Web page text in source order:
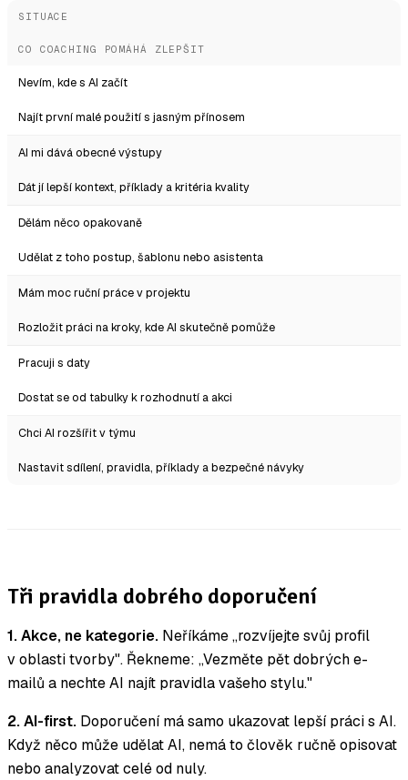
SITUACE
CO COACHING POMÁHÁ ZLEPŠIT
Nevím, kde s AI začít
Najít první malé použití s jasným přínosem
AI mi dává obecné výstupy
Dát jí lepší kontext, příklady a kritéria kvality
Dělám něco opakovaně
Udělat z toho postup, šablonu nebo asistenta
Mám moc ruční práce v projektu
Rozložit práci na kroky, kde AI skutečně pomůže
Pracuji s daty
Dostat se od tabulky k rozhodnutí a akci
Chci AI rozšířit v týmu
Nastavit sdílení, pravidla, příklady a bezpečné návyky
Tři pravidla dobrého doporučení
1. Akce, ne kategorie. Neříkáme „rozvíjejte svůj profil
v oblasti tvorby". Řekneme: „Vezměte pět dobrých e-
mailů a nechte AI najít pravidla vašeho stylu."
2. AI-first. Doporučení má samo ukazovat lepší práci s AI.
Když něco může udělat AI, nemá to člověk ručně opisovat
nebo analyzovat celé od nuly.